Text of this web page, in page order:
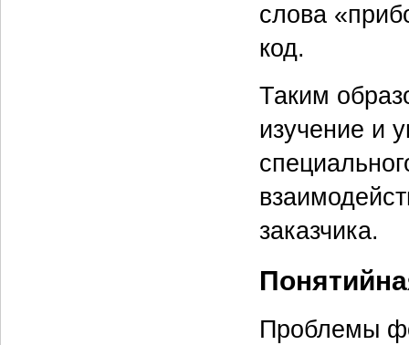
слова
код.
Таким
изучение и
заказчика.
Проблемы